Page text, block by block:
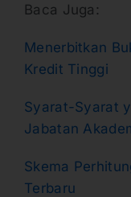
Baca Juga:
Menerbitkan
Kredit Tinggi
Syarat-Syarat
Jabatan
Skema
Terbaru